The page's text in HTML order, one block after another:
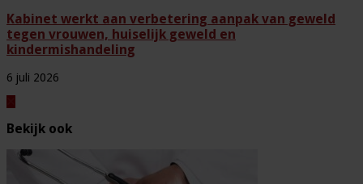
Kabinet werkt aan verbetering aanpak van geweld
tegen vrouwen, huiselijk geweld en
kindermishandeling
6 juli 2026
Bekijk ook